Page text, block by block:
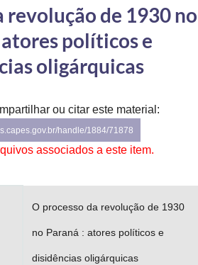
dos Direitos Humanos
revolução de 1930 no
atores políticos e
oligárquicas
ou citar este material:
handle/1884/71878
associados a este item.
O processo da revolução de 1930
no Paraná : atores políticos e
disidências oligárquicas